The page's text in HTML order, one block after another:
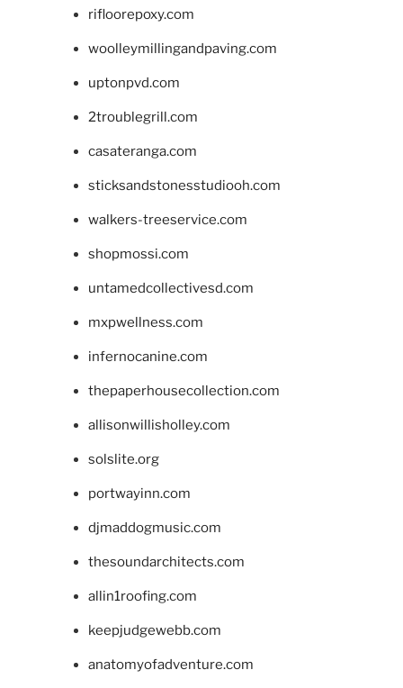
rifloorepoxy.com
woolleymillingandpaving.com
uptonpvd.com
2troublegrill.com
casateranga.com
sticksandstonesstudiooh.com
walkers-treeservice.com
shopmossi.com
untamedcollectivesd.com
mxpwellness.com
infernocanine.com
thepaperhousecollection.com
allisonwillisholley.com
solslite.org
portwayinn.com
djmaddogmusic.com
thesoundarchitects.com
allin1roofing.com
keepjudgewebb.com
anatomyofadventure.com